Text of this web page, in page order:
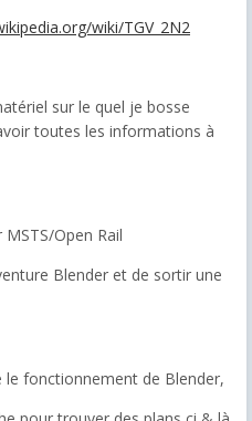
wiki/TGV_2N2
sur le quel je bosse
toutes les informations à
MSTS/Open Rail
Blender et de sortir une
le fonctionnement de Blender,